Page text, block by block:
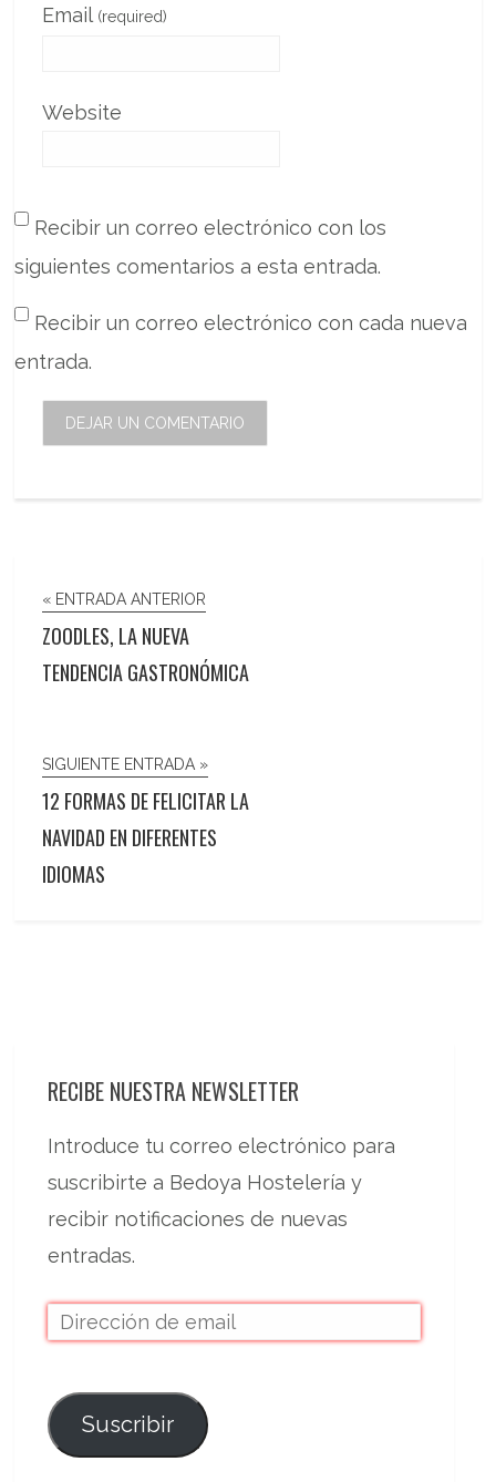
Email (required)
Website
Recibir un correo electrónico con los
siguientes comentarios a esta entrada.
Recibir un correo electrónico con cada nueva
entrada.
« ENTRADA ANTERIOR
ZOODLES, LA NUEVA
TENDENCIA GASTRONÓMICA
SIGUIENTE ENTRADA »
12 FORMAS DE FELICITAR LA
NAVIDAD EN DIFERENTES
IDIOMAS
RECIBE NUESTRA NEWSLETTER
Introduce tu correo electrónico para
suscribirte a Bedoya Hostelería y
recibir notificaciones de nuevas
entradas.
Suscribir